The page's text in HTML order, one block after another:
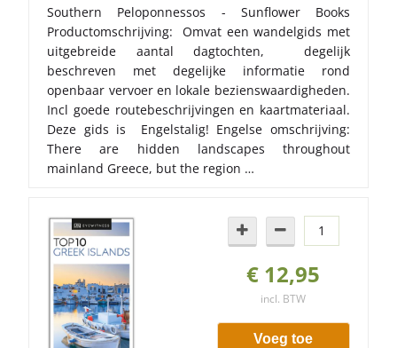
Southern Peloponnessos - Sunflower Books
Productomschrijving: Omvat een wandelgids met
uitgebreide aantal dagtochten, degelijk
beschreven met degelijke informatie rond
openbaar vervoer en lokale bezienswaardigheden.
Incl goede routebeschrijvingen en kaartmateriaal.
Deze gids is Engelstalig! Engelse omschrijving:
There are hidden landscapes throughout
mainland Greece, but the region …
€ 12,95
incl. BTW
Voeg toe